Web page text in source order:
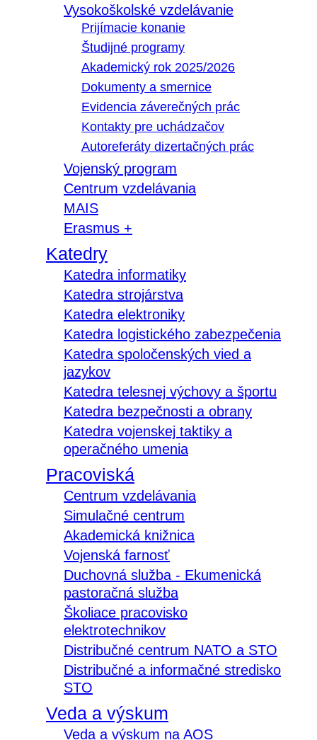
Vysokoškolské vzdelávanie
Prijímacie konanie
Študijné programy
Akademický rok 2025/2026
Dokumenty a smernice
Evidencia záverečných prác
Kontakty pre uchádzačov
Autoreferáty dizertačných prác
Vojenský program
Centrum vzdelávania
MAIS
Erasmus +
Katedry
Katedra informatiky
Katedra strojárstva
Katedra elektroniky
Katedra logistického zabezpečenia
Katedra spoločenských vied a
jazykov
Katedra telesnej výchovy a športu
Katedra bezpečnosti a obrany
Katedra vojenskej taktiky a
operačného umenia
Pracoviská
Centrum vzdelávania
Simulačné centrum
Akademická knižnica
Vojenská farnosť
Duchovná služba - Ekumenická
pastoračná služba
Školiace pracovisko
elektrotechnikov
Distribučné centrum NATO a STO
Distribučné a informačné stredisko
STO
Veda a výskum
Veda a výskum na AOS